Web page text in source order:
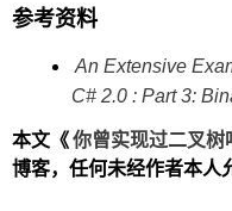
参考资料
An Extensive
C# 2.0 : Part 3:
本文《你曾实现过二叉树
博客，任何未经作者本人